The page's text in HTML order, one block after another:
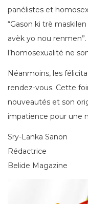
panélistes et
“Gason ki trè
avèk yo nou
l’homosexualité ne
Néanmoins, les
rendez-vous. Cette
nouveautés et son
impatience pour une
Sry-Lanka Sanon
Rédactrice
Belide Magazine